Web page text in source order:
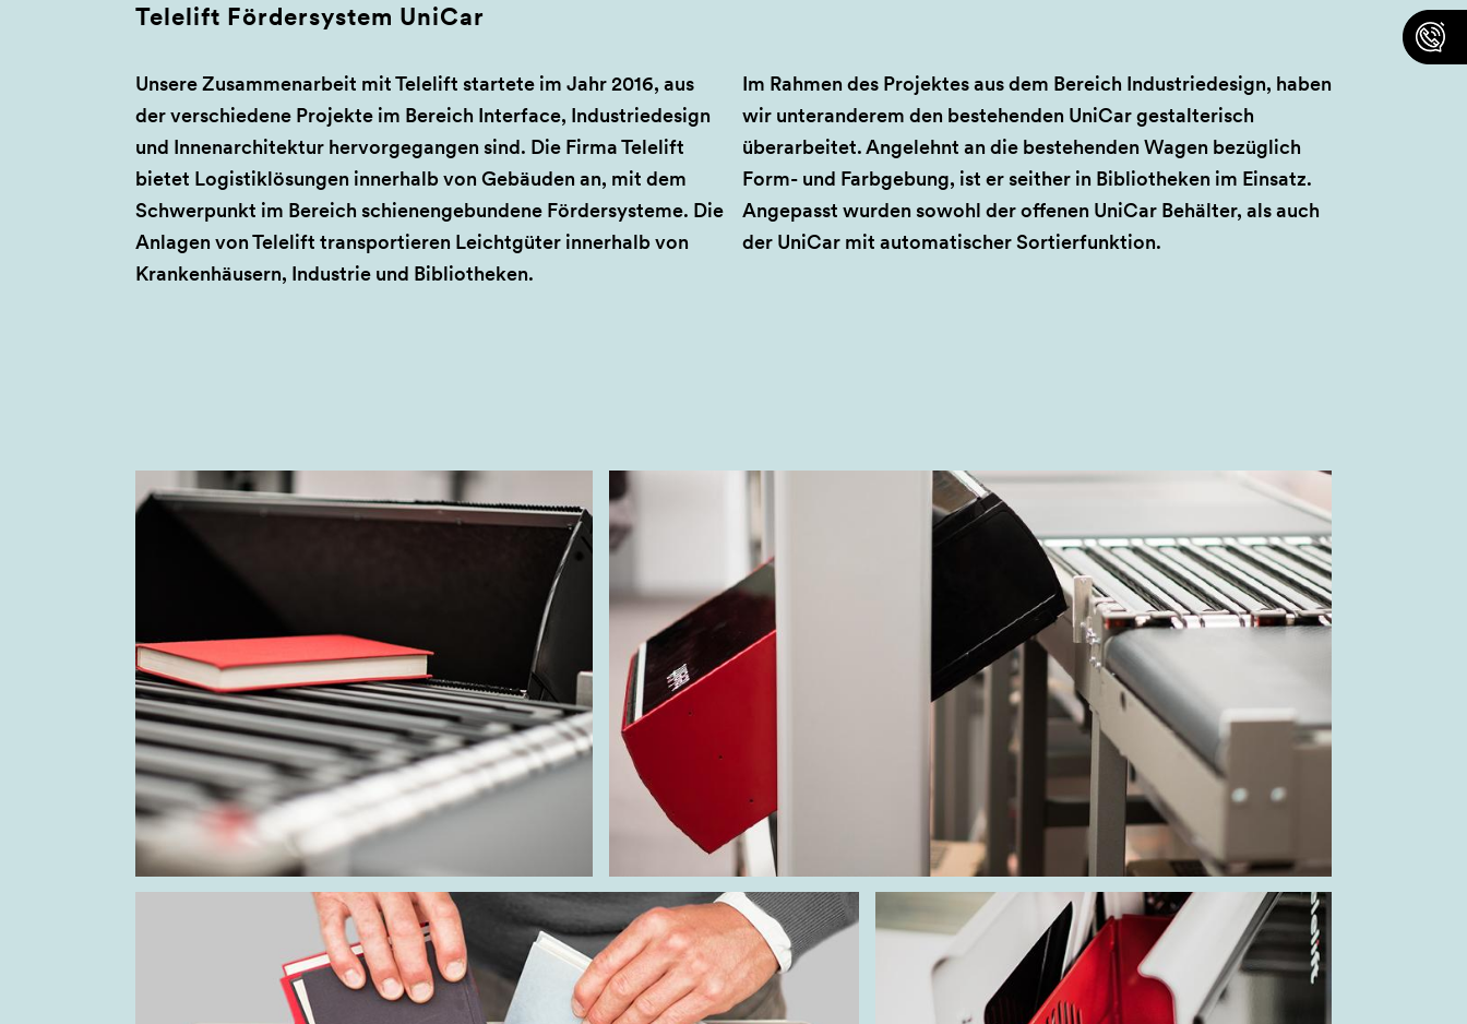
Telelift Fördersystem UniCar
Unsere Zusammenarbeit mit Telelift startete im Jahr 2016, aus
der verschiedene Projekte im Bereich Interface, Industriedesign
und Innenarchitektur hervorgegangen sind. Die Firma Telelift
bietet Logistiklösungen innerhalb von Gebäuden an, mit dem
Schwerpunkt im Bereich schienengebundene Fördersysteme. Die
Anlagen von Telelift transportieren Leichtgüter innerhalb von
Krankenhäusern, Industrie und Bibliotheken.
Im Rahmen des Projektes aus dem Bereich Industriedesign, haben
wir unteranderem den bestehenden UniCar gestalterisch
überarbeitet.Angelehnt an die bestehenden Wagen bezüglich
Form- und Farbgebung, ist er seither in Bibliotheken im Einsatz.
Angepasst wurden sowohl der offenen UniCar Behälter, als auch
der UniCar mit automatischer Sortierfunktion.